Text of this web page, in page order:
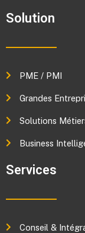
Solution
PME / PMI
Grandes
Solutions
Business
Services
Conseil &